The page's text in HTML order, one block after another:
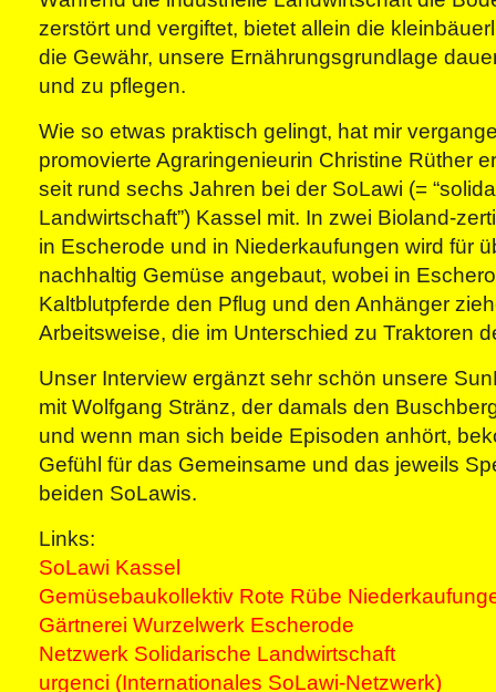
zerstört und vergiftet, bietet allein die
die Gewähr, unsere Ernährungsgrundlage
und zu pflegen.
Wie so etwas praktisch gelingt, hat mir
promovierte Agraringenieurin Christine Rüther
seit rund sechs Jahren bei der SoLawi (=
Landwirtschaft”) Kassel mit. In zwei Bioland-
in Escherode und in Niederkaufungen wird für
nachhaltig Gemüse angebaut, wobei in
Kaltblutpferde den Pflug und den Anhänger
Arbeitsweise, die im Unterschied zu Traktoren
Unser Interview ergänzt sehr schön unsere
mit Wolfgang Stränz, der damals den
und wenn man sich beide Episoden anhört,
Gefühl für das Gemeinsame und das jeweils
beiden SoLawis.
Links:
SoLawi Kassel
Gemüsebaukollektiv Rote Rübe
Gärtnerei Wurzelwerk Escherode
Netzwerk Solidarische Landwirtschaft
urgenci (Internationales SoLawi-Netzwerk)